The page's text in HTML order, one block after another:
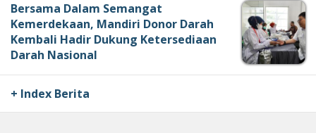
Bersama Dalam Semangat
Kemerdekaan, Mandiri Donor Darah
Kembali Hadir Dukung Ketersediaan
Darah Nasional
+ Index Berita